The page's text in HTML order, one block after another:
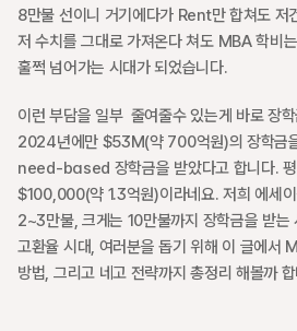
8만불 선이니 거기에다가 Rent만 합쳐도 저
저 수치를 그대로 가져온다 쳐도 MBA 학비
훌쩍 넘어가는 시대가 되었습니다.
이런 부담을 일부  줄여줄수 있는게 바로 장
2024년에만 $53M(약 700억원)의 장학금
need-based 장학금을 받았다고 합니다.
$100,000(약 1.3억원)이라네요. 저희 에세
2~3만불, 크게는 10만불까지 장학금을 받는
고환율 시대, 여러분을 돕기 위해 이 글에서
방법, 그리고 네고 전략까지 총정리 해볼까